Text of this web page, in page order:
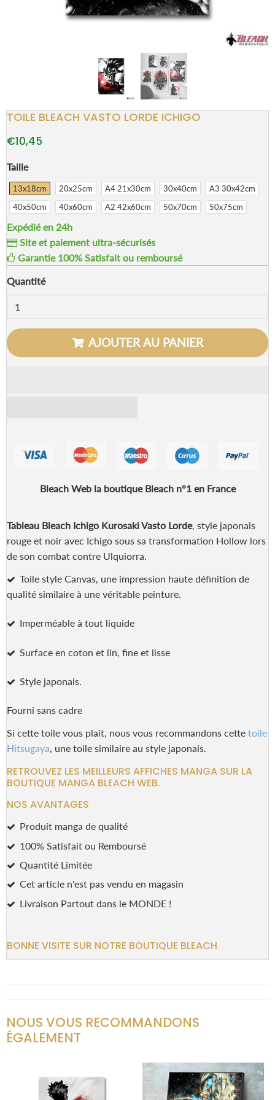
TOILE BLEACH VASTO LORDE ICHIGO
€10,45
Taille
13x18cm 20x25cm A4 21x30cm 30x40cm
A3 30x42cm
40x50cm
40x60cm A2 42x60cm 50x70cm 50x75cm
Expédié en 24h
Site et paiement ultra-sécurisés
Garantie 100% Satisfait ou remboursé
Quantité
AJOUTER AU PANIER
Bleach Web la boutique Bleach n°1 en France
Tableau Bleach Ichigo Kurosaki Vasto Lorde, style japonais
rouge et noir avec Ichigo sous sa transformation Hollow lors
de son combat contre Ulquiorra.
Toile style Canvas, une impression haute définition de
qualité similaire à une véritable peinture.
Imperméable à tout liquide
Surface en coton et lin, fine et lisse
Style japonais.
Fourni sans cadre
Si cette toile vous plait, nous vous recommandons cette toile
Hitsugaya, une toile similaire au style japonais.
RETROUVEZ LES MEILLEURS AFFICHES MANGA SUR LA
BOUTIQUE MANGA BLEACH WEB.
NOS AVANTAGES
Produit manga de qualité
100% Satisfait ou Remboursé
Quantité Limitée
Cet article n'est pas vendu en magasin
Livraison Partout dans le MONDE !
BONNE VISITE SUR NOTRE BOUTIQUE BLEACH
NOUS VOUS RECOMMANDONS
ÉGALEMENT